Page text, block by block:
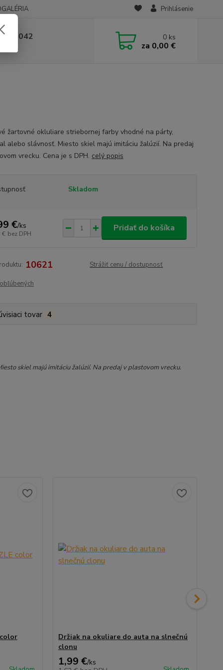
Prihlásenie
236 042 0 ks
za 0,00 €
žartovné okluliare striebornej farby vhodné na párty,
alebo slávnosť. Miesto skiel majú imitáciu žalúzií. Na predaj
vrecku. Cena je s DPH. celý popis
Skladom
€/ks
€ bez DPH
Pridať do košíka
10621 Strážiť cenu / dostupnosť
tovar 4
skiel majú imitáciu žalúzií. Na predaj v plastovom vrecku.
Držiak na okuliare do auta na slnečnú
clonu
1,99 €/ks